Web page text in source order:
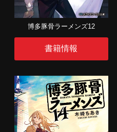
博多豚骨ラーメンズ12
書籍情報